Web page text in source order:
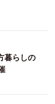
暮らしの